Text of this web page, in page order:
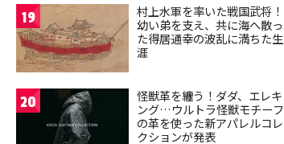
19
村上水軍を率いた戦国武将！
幼い弟を支え、共に海へ散っ
た得居通幸の波乱に満ちた生
涯
20
怪獣革を纏う！ダダ、エレキ
ング…ウルトラ怪獣モチーフ
の革を使った新アパレルコレ
クションが発表